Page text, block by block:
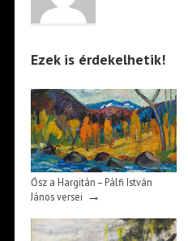
Ezek is érdekelhetik!
Ősz a Hargitán – Pálfi István
János versei →